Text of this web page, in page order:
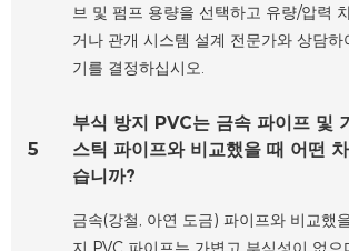
브 및 펌프 용량을 선택하고 유량/압력
거나 관개 시스템 설계 전문가와 상담하
기를 결정하십시오.
5
부식 방지 PVC는 금속 파이프 및
스틱 파이프와 비교했을 때 어떤
습니까?
금속(강철, 아연 도금) 파이프와 비교했